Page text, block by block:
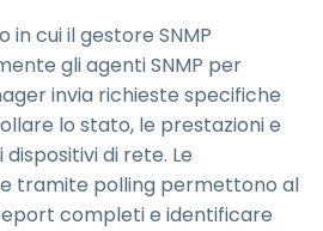
in cui il gestore SNMP
gli agenti SNMP per
invia richieste specifiche
lo stato, le prestazioni e
di rete. Le
tramite polling permettono al
completi e identificare